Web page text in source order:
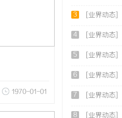
1970-01-01
3 [业界动态]
4 [业界动态]
5 [业界动态]
6 [业界动态]
7 [业界动态]
8 [业界动态]